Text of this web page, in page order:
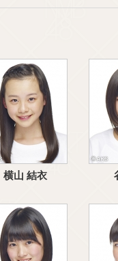
横山 結衣